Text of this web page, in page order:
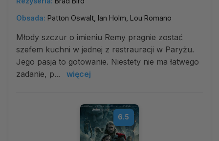
Obsada: Patton Oswalt, Ian Holm, Lou Romano
Młody szczur o imieniu Remy pragnie zostać
szefem kuchni w jednej z restrauracji w Paryżu.
Jego pasja to gotowanie. Niestety nie ma łatwego
zadanie, p...
więcej
6.5